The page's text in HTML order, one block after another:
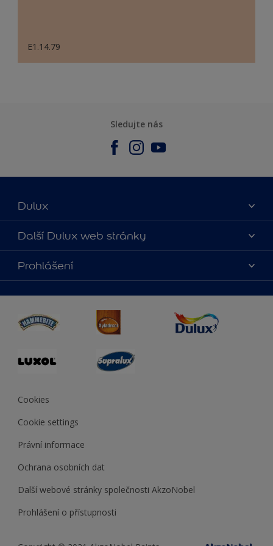
E1.14.79
Sledujte nás
Dulux
O nás
Kontaktujte nás
Najít obchod
Další Dulux web stránky
duluxmalir.cz
duluxmaliar.sk
duluxprodejnabarev.cz
duluxpredajnafarieb.sk
Prohlášení
Cookies
Cookie settings
Právní informace
Ochrana osobních dat
Další webové stránky společnosti AkzoNobel
Prohlášení o přístupnosti